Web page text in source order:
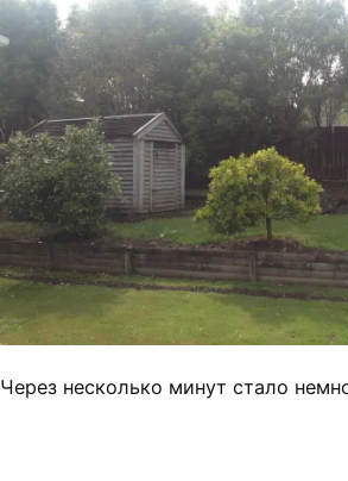
Через несколько минут стало